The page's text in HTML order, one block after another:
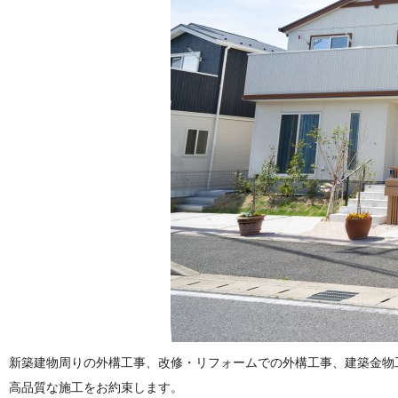
新築建物周りの外構工事、改修・リフォームでの外構工事、建築金
高品質な施工をお約束します。